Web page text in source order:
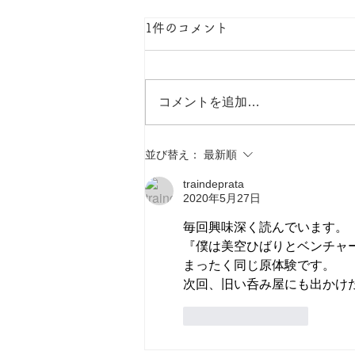
私たちの今。
しました。 小桜・小梅、私たち
の「今」を映像に残しました。ぜ
1件のコメント
コメントを追加…
並び替え： 最新順
traindeprata
2020年5月27日
毎回興味深く読んでいます。
『僕は美空ひばりとベンチ
まったく同じ原体験です。
次回、旧い呑み屋にも出かけ